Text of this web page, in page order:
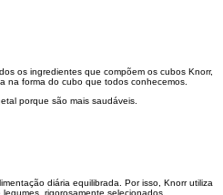
os ingredientes que compõem os cubos Knorr,
na forma do cubo que todos conhecemos.
porque são mais saudáveis.
diária equilibrada. Por isso, Knorr utiliza
rigorosamente selecionados.